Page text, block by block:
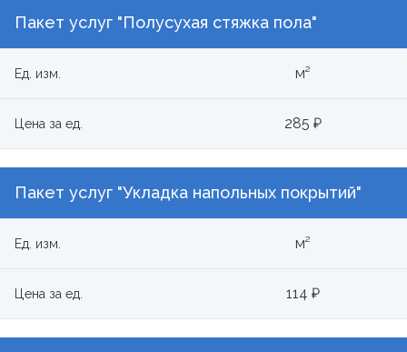
Пакет услуг "Полусухая стяжка пола"
Ед. изм. м²
Цена за ед. 285 ₽
Пакет услуг "Укладка напольных покрытий"
Ед. изм. м²
Цена за ед. 114 ₽